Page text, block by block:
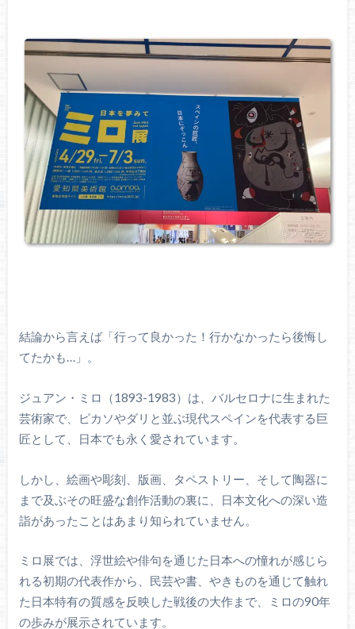
結論から言えば「行って良かった！行かなかったら後悔し
てたかも…」。
ジュアン・ミロ（1893-1983）は、バルセロナに生まれた
芸術家で、ピカソやダリと並ぶ現代スペインを代表する巨
匠として、日本でも永く愛されています。
しかし、絵画や彫刻、版画、タペストリー、そして陶器に
まで及ぶその旺盛な創作活動の裏に、日本文化への深い造
詣があったことはあまり知られていません。
ミロ展では、浮世絵や俳句を通じた日本への憧れが感じら
れる初期の代表作から、民芸や書、やきものを通じて触れ
た日本特有の質感を反映した戦後の大作まで、ミロの90年
の歩みが展示されています。